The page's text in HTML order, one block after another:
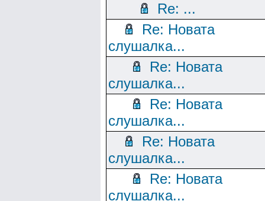
Re: ...
Re: Новата
слушалка...
Re: Новата
слушалка...
Re: Новата
слушалка...
Re: Новата
слушалка...
Re: Новата
слушалка...